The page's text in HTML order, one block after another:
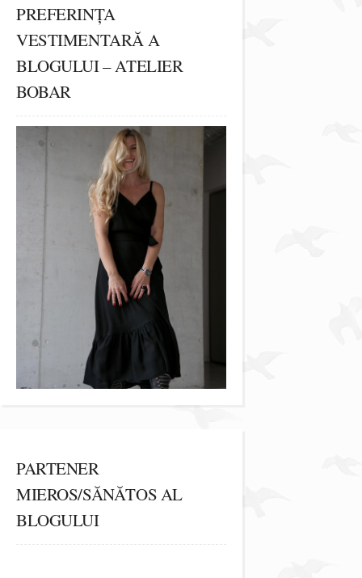
PREFERINȚA
VESTIMENTARĂ A
BLOGULUI – ATELIER
BOBAR
PARTENER
MIEROS/SĂNĂTOS AL
BLOGULUI